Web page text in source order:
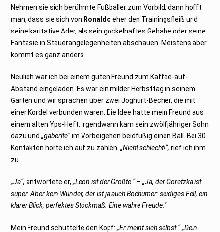
Nehmen sie sich berühmte Fußballer zum Vorbild, dann hofft
man, dass sie sich von Ronaldoeher den Trainingsfleiß und
seine karitative Ader, als sein gockelhaftes Gehabe oder seine
Fantasie in Steuerangelegenheiten abschauen. Meistens aber
kommt es ganz anders.
Neulich war ich bei einem guten Freund zum Kaffee-auf-
Abstand eingeladen. Es war ein milder Herbsttag in seinem
Garten und wir sprachen über zwei Joghurt-Becher, die mit
einer Kordel verbunden waren. Die Idee hatte mein Freund aus
einem alten Yps-Heft. Irgendwann kam sein zwölfjähriger Sohn
dazu und„gaberlte“im Vorbeigehen beidfüßig einen Ball. Bei 30
Kontakten hörte ich auf zu zählen.„Nicht schlecht!“, rief ich ihm
zu.
„Ja“, antwortete er,„Leon ist der Größte.“–„Ja, der Goretzka ist
super. Aber kein Wunder, der ist ja auch Bochumer: seidiges Fell, ein
klarer Blick, perfektes Stockmaß. Eine wahre Freude.“
Mein Freund schüttelte den Kopf:„Er meint sich selbst.“„Dein